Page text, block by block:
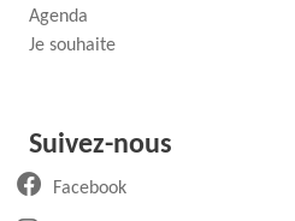
Agenda
Je souhaite
Suivez-nous
Facebook(ouvre un nouvel onglet)